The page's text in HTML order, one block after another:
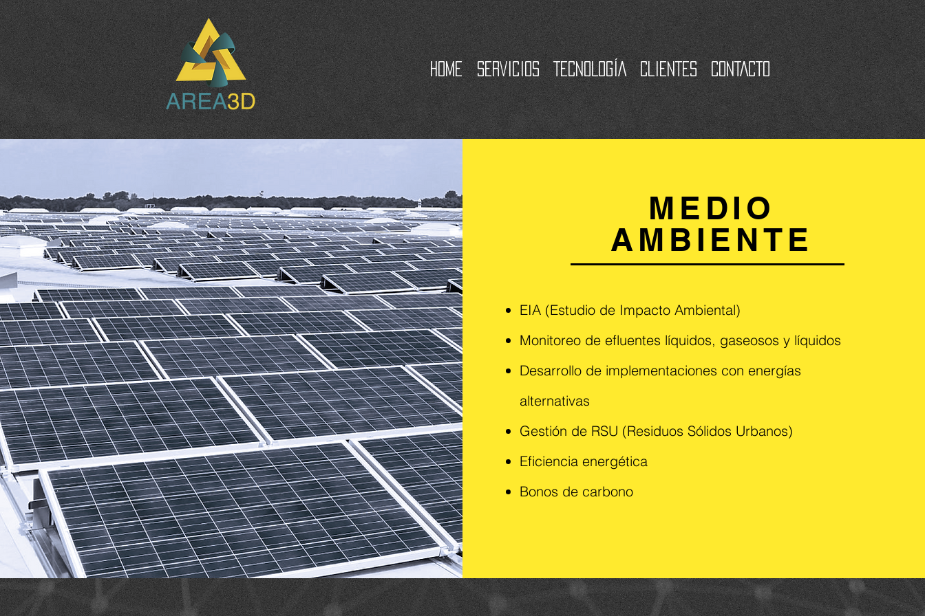
Home SERVICIOS TECNOLOGÍA CLIENTES CONTACTO
MEDIO
AMBIENTE
EIA (Estudio de Impacto Ambiental)
Monitoreo de efluentes líquidos, gaseosos y líquidos
Desarrollo de implementaciones con energías
alternativas
Gestión de RSU (Residuos Sólidos Urbanos)
Eficiencia energética
Bonos de carbono